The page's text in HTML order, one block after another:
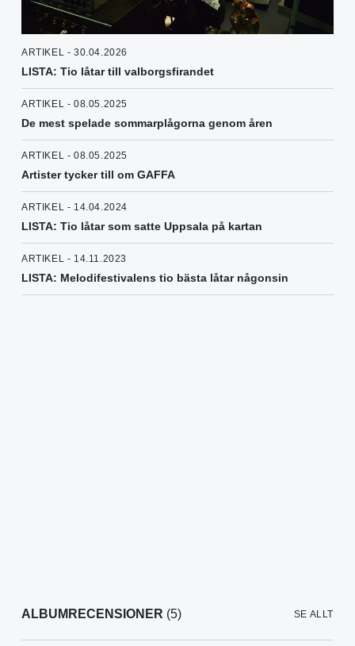
ARTIKEL - 30.04.2026
LISTA: Tio låtar till valborgsfirandet
ARTIKEL - 08.05.2025
De mest spelade sommarplågorna genom åren
ARTIKEL - 08.05.2025
Artister tycker till om GAFFA
ARTIKEL - 14.04.2024
LISTA: Tio låtar som satte Uppsala på kartan
ARTIKEL - 14.11.2023
LISTA: Melodifestivalens tio bästa låtar någonsin
ALBUMRECENSIONER (5) SE ALLT